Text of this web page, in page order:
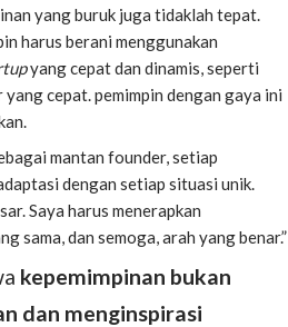
yang buruk juga tidaklah tepat.
harus berani menggunakan
yang cepat dan dinamis, seperti
cepat. pemimpin dengan gaya ini
mantan founder, setiap
dengan setiap situasi unik.
Saya harus menerapkan
sama, dan semoga, arah yang benar.”
kepemimpinan bukan
dan menginspirasi